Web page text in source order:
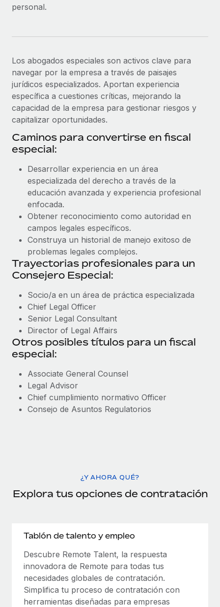
personal.
Los abogados especiales son activos clave para
navegar por la empresa a través de paisajes
jurídicos especializados. Aportan experiencia
específica a cuestiones críticas, mejorando la
capacidad de la empresa para gestionar riesgos y
capitalizar oportunidades.
Caminos para convertirse en fiscal
especial:
Desarrollar experiencia en un área
especializada del derecho a través de la
educación avanzada y experiencia profesional
enfocada.
Obtener reconocimiento como autoridad en
campos legales específicos.
Construya un historial de manejo exitoso de
problemas legales complejos.
Trayectorias profesionales para un
Consejero Especial:
Socio/a en un área de práctica especializada
Chief Legal Officer
Senior Legal Consultant
Director of Legal Affairs
Otros posibles títulos para un fiscal
especial:
Associate General Counsel
Legal Advisor
Chief cumplimiento normativo Officer
Consejo de Asuntos Regulatorios
¿Y AHORA QUÉ?
Explora tus opciones de contratación
Tablón de talento y empleo
Descubre Remote Talent, la respuesta
innovadora de Remote para todas tus
necesidades globales de contratación.
Simplifica tu proceso de contratación con
herramientas diseñadas para empresas